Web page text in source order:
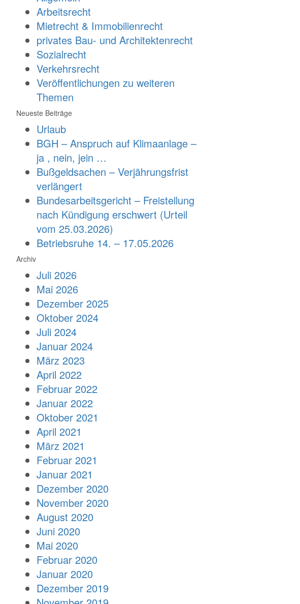
Arbeitsrecht
Mietrecht & Immobilienrecht
privates Bau- und Architektenrecht
Sozialrecht
Verkehrsrecht
Veröffentlichungen zu weiteren
Themen
Neueste Beiträge
Urlaub
BGH – Anspruch auf Klimaanlage –
ja , nein, jein …
Bußgeldsachen – Verjährungsfrist
verlängert
Bundesarbeitsgericht – Freistellung
nach Kündigung erschwert (Urteil
vom 25.03.2026)
Betriebsruhe 14. – 17.05.2026
Archiv
Juli 2026
Mai 2026
Dezember 2025
Oktober 2024
Juli 2024
Januar 2024
März 2023
April 2022
Februar 2022
Januar 2022
Oktober 2021
April 2021
März 2021
Februar 2021
Januar 2021
Dezember 2020
November 2020
August 2020
Juni 2020
Mai 2020
Februar 2020
Januar 2020
Dezember 2019